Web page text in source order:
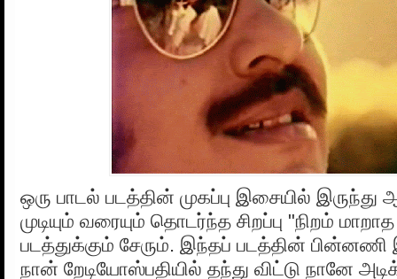
ஒரு பாடல் படத்தின் முகப்பு இசையில் இருந்து
முடியும் வரையும் தொடர்ந்த சிறப்பு "நிறம்
படத்துக்கும் சேரும். இந்தப் படத்தின்
நான் றேடியோஸ்பதியில் தந்து விட்டு நானே